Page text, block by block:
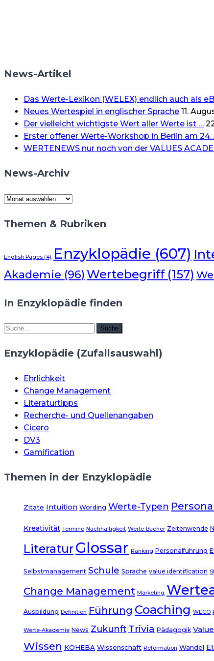
News-Artikel
Das Werte-Lexikon (WELEX) endlich auch als
Neues Wertespiel in englischer Sprache 11.
Der vielleicht wichtigste Wert aller Werte ist …
Erster offener Werte-Workshop in Berlin am 24.
WERTENEWS nur noch von der VALUES
News-Archiv
News-
Themen & Rubriken
English Pages (4) Enzyklopädie (607)
Akademie (96) Wertebegriff(157)
In Enzyklopädie finden
Suche Suche
Enzyklopädie (Zufallsauswahl)
Ehrlichkeit
Change Management
Literaturtipps
Recherche- und Quellenangaben
Cicero
DV3
Gamification
Themen in der Enzyklopädie
Zitate Intuition Wording Werte-Typen
Kreativität Termine Nachhaltigkeit Werte-Bücher Zeitenwende
LiteraturGlossar Ranking Personalführung
Selbstmanagement Schule Sprache value identification
Change Management Marketing
Ausbildung Definition Führung Coaching WECO
Werte-Akademie News Zukunft Trivia Pädagogik
Wissen KOHEBA Wissenschaft Reformation Wandel